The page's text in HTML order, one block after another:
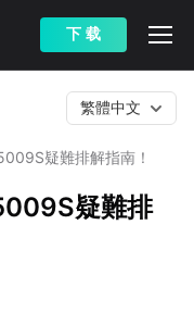
下 载
疑難排解指南！
繁體中文
疑難排